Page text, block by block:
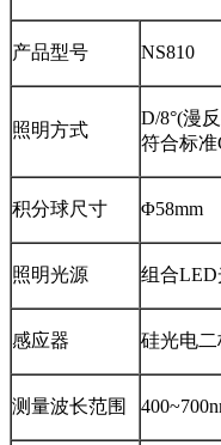
产品型号 NS810
照明方式
D/8°(漫
符合标准
积分球尺寸 Φ58mm
照明光源 组合LED
感应器 硅光电二
测量波长范围